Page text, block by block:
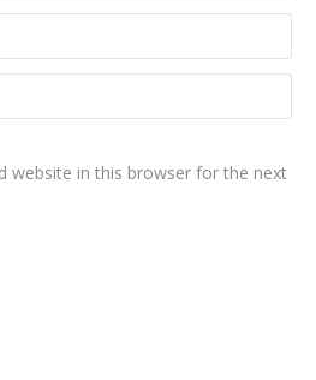
website in this browser for the next